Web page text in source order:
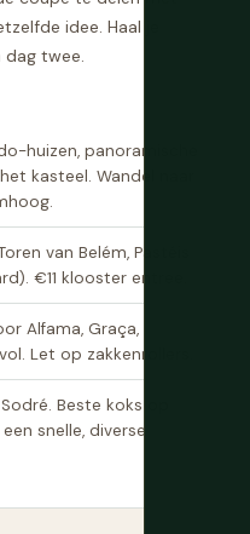
idee. Haal je
twee.
huizen, panoramische
kasteel. Wandel naar
van Belém, Pastéis
€11 klooster entree.
Alfama, Graça,
Let op zakkenrollers.
Beste koks op
snelle, diverse